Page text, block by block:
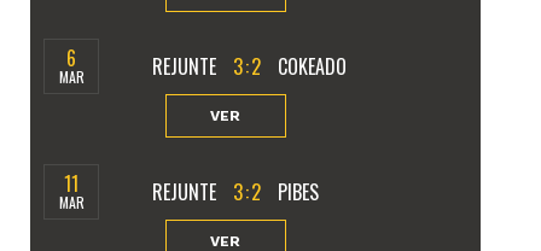
6
MAR REJUNTE 3:2 COKEADO
VER
11
MAR REJUNTE 3:2 PIBES
VER